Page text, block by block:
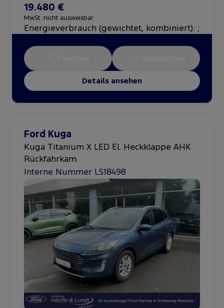
19.480 €
MwSt. nicht ausweisbar
Energieverbrauch (gewichtet, kombiniert): ;
Details ansehen
Ford Kuga
Kuga Titanium X LED El. Heckklappe AHK
Rückfahrkam.
Interne Nummer LS18498